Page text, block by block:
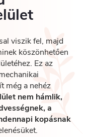
viszik fel, majd
köszönhetően
Ez az
még a nehéz
nem hámlik,
a
kopásnak